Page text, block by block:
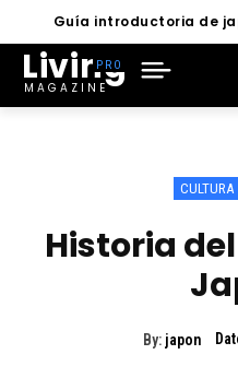
Guía introductoria de
Living
MAGAZINE
CULTURA
Historia
By: japon